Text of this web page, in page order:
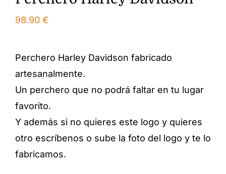
98.90 €
Perchero Harley Davidson fabricado
artesanalmente.
Un perchero que no podrá faltar en tu lugar
favorito.
Y además si no quieres este logo y quieres
otro escríbenos o sube la foto del logo y te lo
fabricamos.